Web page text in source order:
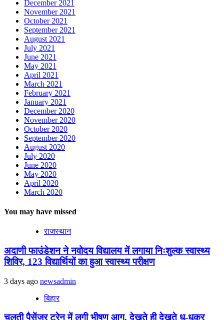
December 2021
November 2021
October 2021
September 2021
August 2021
July 2021
June 2021
May 2021
April 2021
March 2021
February 2021
January 2021
December 2020
November 2020
October 2020
September 2020
August 2020
July 2020
June 2020
May 2020
April 2020
March 2020
You may have missed
राजस्थान
अदाणी फाउंडेशन ने नवोदय विद्यालय में लगाया निःशुल्क स्वास्थ्य
शिविर, 123 विद्यार्थियों का हुआ स्वास्थ्य परीक्षण
3 days ago newsadmin
बिहार
चलती पैसेंजर ट्रेन में लगी भीषण आग, देखते ही देखते धू-धूकर